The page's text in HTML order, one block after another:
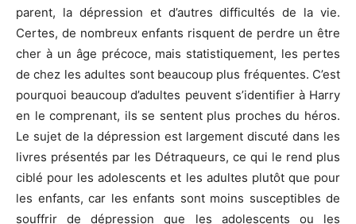
parent, la dépression et d’autres difficultés de la vie.
Certes, de nombreux enfants risquent de perdre un être
cher à un âge précoce, mais statistiquement, les pertes
de chez les adultes sont beaucoup plus fréquentes. C’est
pourquoi beaucoup d’adultes peuvent s’identifier à Harry
en le comprenant, ils se sentent plus proches du héros.
Le sujet de la dépression est largement discuté dans les
livres présentés par les Détraqueurs, ce qui le rend plus
ciblé pour les adolescents et les adultes plutôt que pour
les enfants, car les enfants sont moins susceptibles de
souffrir de dépression que les adolescents ou les